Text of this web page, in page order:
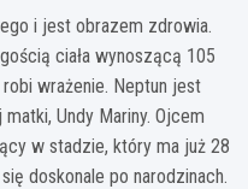
i jest obrazem zdrowia.
ciała wynoszącą 105
wrażenie. Neptun jest
Undy Mariny. Ojcem
w stadzie, który ma już 28
doskonale po narodzinach.